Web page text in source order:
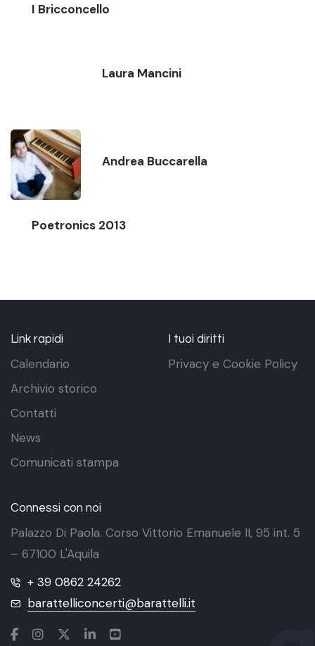
I Bricconcello
Laura Mancini
Andrea Buccarella
Poetronics 2013
Link rapidi
Calendario
Archivio storico
Contatti
News
Comunicati stampa
I tuoi diritti
Privacy e Cookie Policy
Connessi con noi
Palazzo Di Paola. Corso Vittorio Emanuele II, 95 int. 5
– 67100 L'Aquila
+ 39 0862 24262
barattelliconcerti@barattelli.it